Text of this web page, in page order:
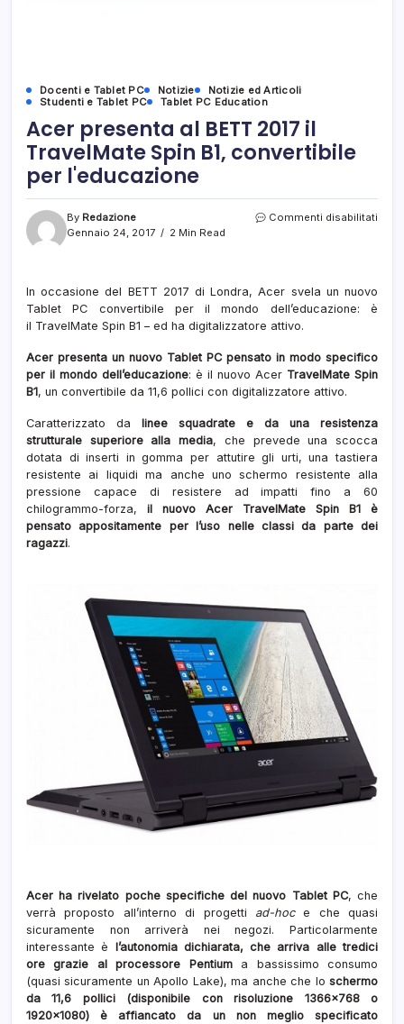
Docenti e Tablet PC Notizie
Notizie ed Articoli
Studenti e Tablet PC
Tablet PC Education
Acer presenta al BETT 2017 il
TravelMate Spin B1, convertibile
per l'educazione
By Redazione
Gennaio 24, 2017
2 Min Read
Commenti disabilitati
B1,
In occasione del BETT 2017 di Londra, Acer svela un nuovo
Tablet PC convertibile per il mondo dell’educazione: è
il TravelMate Spin B1 – ed ha digitalizzatore attivo.
Acer presenta un nuovo Tablet PC pensato in modo specifico
per il mondo dell’educazione: è il nuovo Acer TravelMate Spin
B1, un convertibile da 11,6 pollici con digitalizzatore attivo.
Caratterizzato da linee squadrate e da una resistenza
strutturale superiore alla media, che prevede una scocca
dotata di inserti in gomma per attutire gli urti, una tastiera
resistente ai liquidi ma anche uno schermo resistente alla
pressione capace di resistere ad impatti fino a 60
chilogrammo-forza, il nuovo Acer TravelMate Spin B1 è
pensato appositamente per l’uso nelle classi da parte dei
ragazzi.
Acer ha rivelato poche specifiche del nuovo Tablet PC, che
verrà proposto all’interno di progetti ad-hoce che quasi
sicuramente non arriverà nei negozi. Particolarmente
interessante è l’autonomia dichiarata, che arriva alle tredici
ore grazie al processore Pentiuma bassissimo consumo
(quasi sicuramente un Apollo Lake), ma anche che lo schermo
da 11,6 pollici (disponibile con risoluzione 1366×768 o
1920×1080) è affiancato da un non meglio specificato